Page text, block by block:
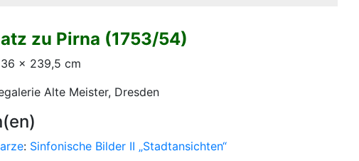
zu Pirna (1753/54)
x 239,5 cm
Alte Meister, Dresden
: Sinfonische Bilder II „Stadtansichten“